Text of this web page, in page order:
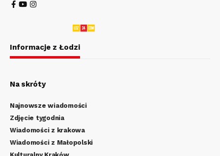
Informacje z Łodzi
Na skróty
Najnowsze wiadomości
Zdjęcie tygodnia
Wiadomości z krakowa
Wiadomości z Małopolski